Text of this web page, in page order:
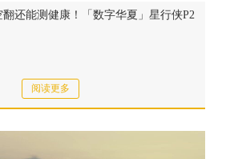
翻还能测健康！「数字华夏」星行侠P2
阅读更多